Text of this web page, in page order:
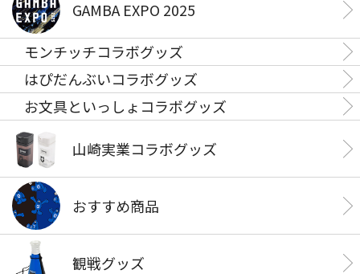
GAMBA EXPO 2025
モンチッチコラボグッズ
はぴだんぶいコラボグッズ
お文具といっしょコラボグッズ
山崎実業コラボグッズ
おすすめ商品
観戦グッズ